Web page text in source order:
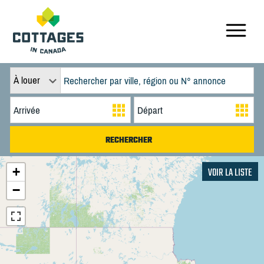
À louer
+
−
VOIR LA LISTE